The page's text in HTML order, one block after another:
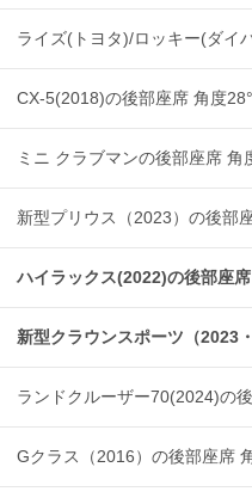
ライズ(トヨタ)/ロッキー(ダイ
CX-5(2018)の後部座席 角度28°
ミニ クラブマンの後部座席 角
新型プリウス（2023）の後部
ハイラックス(2022)の後部座
新型クラウンスポーツ（2023
ランドクルーザー70(2024)の
Gクラス（2016）の後部座席